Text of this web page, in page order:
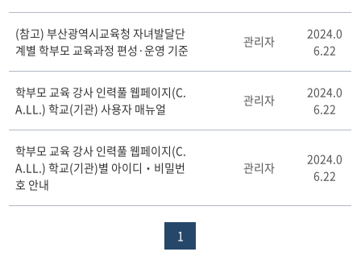
시
판
리
스
트
블
(참고) 부산광역시교육청 자녀발달단
계별 학부모 교육과정 편성·운영 기준
관리자
2024.0
6.22
학부모 교육 강사 인력풀 웹페이지(C.
A.LL.) 학교(기관) 사용자 매뉴얼
관리자
2024.0
6.22
학부모 교육 강사 인력풀 웹페이지(C.
A.LL.) 학교(기관)별 아이디‧비밀번
호 안내
관리자
2024.0
6.22
1